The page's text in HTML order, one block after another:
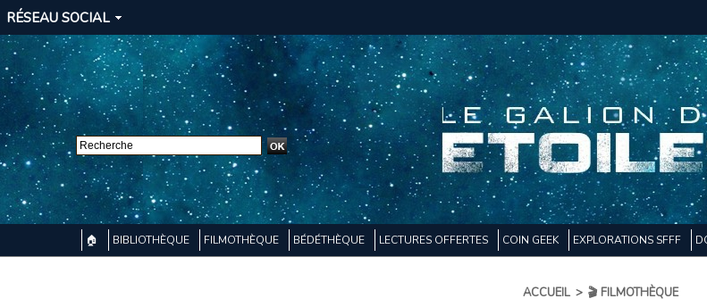
RÉSEAU SOCIAL
🏠 BIBLIOTHÈQUE FILMOTHÈQUE BÉDÉTHÈQUE LECTURES OFFERTES COIN GEEK EXPLORATIONS SFFF
ACCUEIL > 🎬 FILMOTHÈQUE